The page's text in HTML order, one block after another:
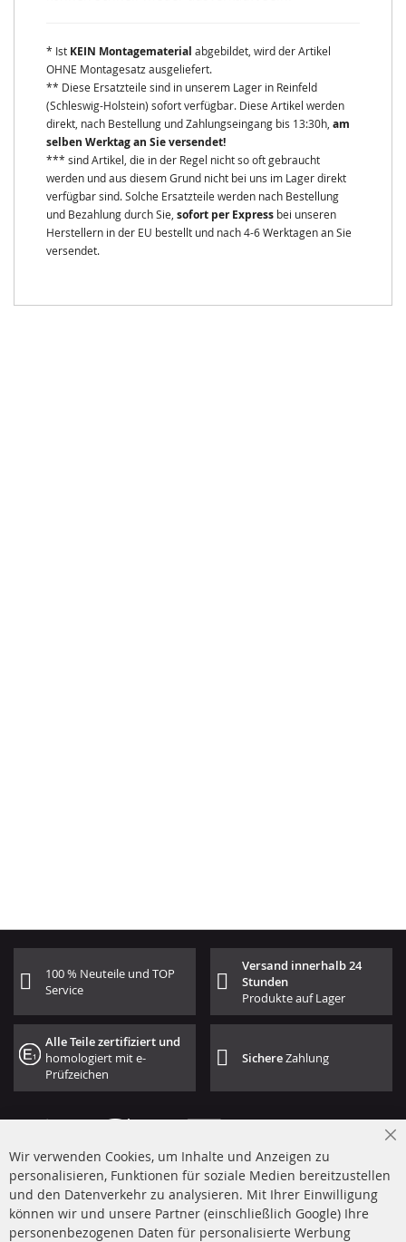
* Ist KEIN Montagematerial abgebildet, wird der Artikel
OHNE Montagesatz ausgeliefert.
** Diese Ersatzteile sind in unserem Lager in Reinfeld
(Schleswig-Holstein) sofort verfügbar. Diese Artikel werden
direkt, nach Bestellung und Zahlungseingang bis 13:30h, am
selben Werktag an Sie versendet!
*** sind Artikel, die in der Regel nicht so oft gebraucht
werden und aus diesem Grund nicht bei uns im Lager direkt
verfügbar sind. Solche Ersatzteile werden nach Bestellung
und Bezahlung durch Sie, sofort per Express bei unseren
Herstellern in der EU bestellt und nach 4-6 Werktagen an Sie
versendet.
100 % Neuteile und TOP
Service
Versand innerhalb 24
Stunden
Produkte auf Lager
Alle Teile zertifiziert und
homologiert mit e-
Prüfzeichen
SichereZahlung
+49 (0) 4533 799 00 0
Mo-Do: 09-17 Uhr, Fr 09-16 Uhr
Wir verwenden Cookies, um Inhalte und Anzeigen zu
personalisieren, Funktionen für soziale Medien bereitzustellen
und den Datenverkehr zu analysieren. Mit Ihrer Einwilligung
können wir und unsere Partner (einschließlich Google) Ihre
personenbezogenen Daten für personalisierte Werbung